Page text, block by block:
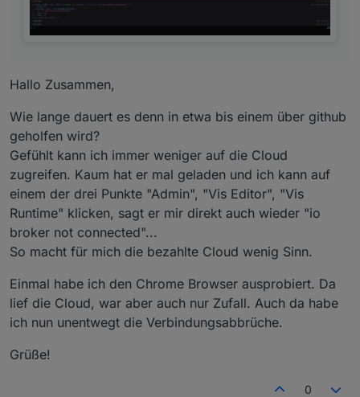
Hallo Zusammen,
Wie lange dauert es denn in etwa bis einem über github
geholfen wird?
Gefühlt kann ich immer weniger auf die Cloud
zugreifen. Kaum hat er mal geladen und ich kann auf
einem der drei Punkte "Admin", "Vis Editor", "Vis
Runtime" klicken, sagt er mir direkt auch wieder "io
broker not connected"...
So macht für mich die bezahlte Cloud wenig Sinn.
Einmal habe ich den Chrome Browser ausprobiert. Da
lief die Cloud, war aber auch nur Zufall. Auch da habe
ich nun unentwegt die Verbindungsabbrüche.
Grüße!
0